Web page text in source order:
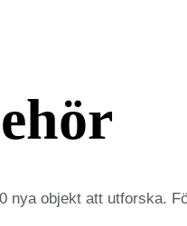
nya objekt att utforska.